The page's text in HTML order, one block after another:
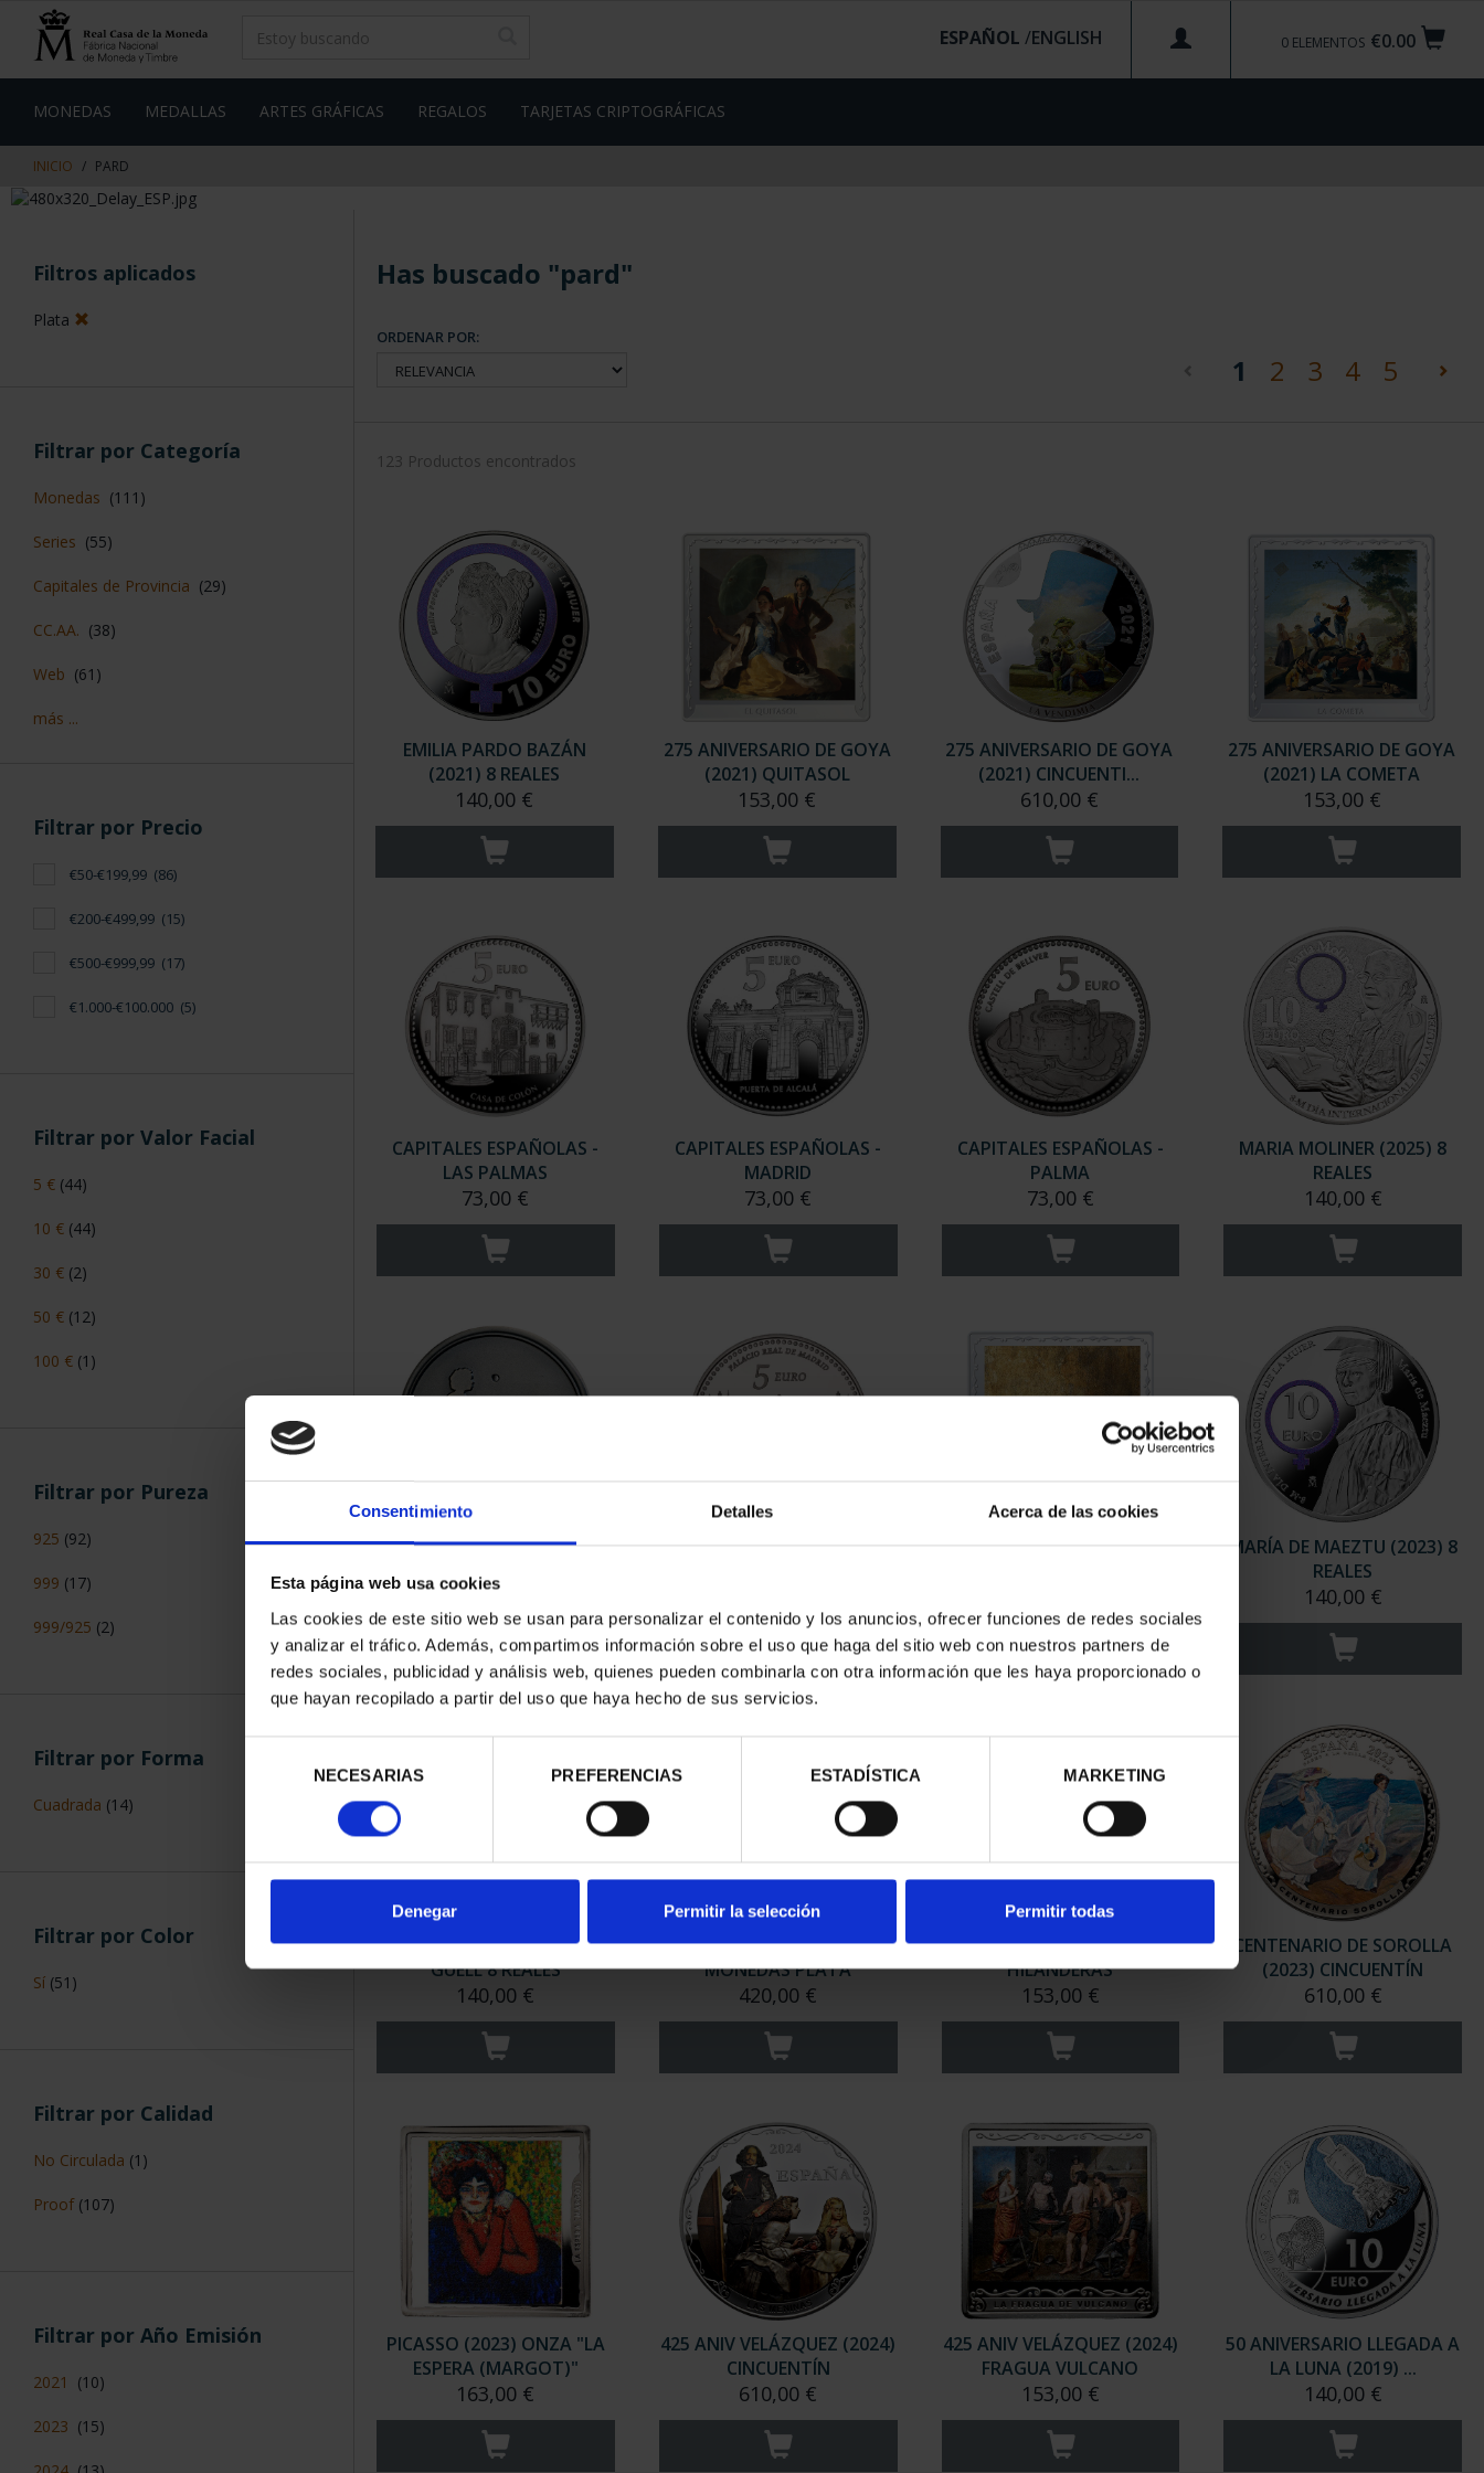
Consentimiento Detalles Acerca de las cookies
Esta página web usa cookies
Las cookies de este sitio web se usan para personalizar el contenido y los anuncios, ofrecer funciones de redes sociales
y analizar el tráfico. Además, compartimos información sobre el uso que haga del sitio web con nuestros partners de
redes sociales, publicidad y análisis web, quienes pueden combinarla con otra información que les haya proporcionado o
que hayan recopilado a partir del uso que haya hecho de sus servicios.
consentimiento
NECESARIAS PREFERENCIAS ESTADÍSTICA MARKETING
Denegar Permitir la selección Permitir todas
contenido
de
€0.00
0 ELEMENTOS
ESPAÑOL /
MONEDAS MEDALLAS ARTES GRÁFICAS REGALOS TARJETAS CRIPTOGRÁFICAS
INICIO PARD
Filtros aplicados
Plata
Filtrar por Categoría
Monedas (111)
Series (55)
Capitales de Provincia (29)
CC.AA. (38)
Web (61)
más ...
Filtrar por Precio
€50-€199,99 (86)
€200-€499,99 (15)
€500-€999,99 (17)
€1.000-€100.000 (5)
Filtrar por Valor Facial
5 € (44)
10 € (44)
30 € (2)
50 € (12)
100 € (1)
Filtrar por Pureza
925 (92)
999 (17)
999/925 (2)
Filtrar por Forma
Cuadrada (14)
Filtrar por Color
Sí (51)
Filtrar por Calidad
No Circulada (1)
Proof (107)
Filtrar por Año Emisión
2021 (10)
2023 (15)
Has buscado "pard"
ORDENAR POR:
1 (current)
2 3 4 5
123 Productos encontrados
EMILIA PARDO BAZÁN
(2021) 8 REALES
140,00 €
275 ANIVERSARIO DE GOYA
(2021) QUITASOL
153,00 €
275 ANIVERSARIO DE GOYA
(2021) CINCUENTI...
610,00 €
275 ANIVERSARIO DE GOYA
(2021) LA COMETA
153,00 €
CAPITALES ESPAÑOLAS -
LAS PALMAS
73,00 €
CAPITALES ESPAÑOLAS -
MADRID
73,00 €
CAPITALES ESPAÑOLAS -
PALMA
73,00 €
MARIA MOLINER (2025) 8
REALES
140,00 €
MEDALLA PLATA TFP 2023
"LILIANA PORTER"
443,00 €
PATRIMONIO NACIONAL II -
275 ANIVERSARIO DE GOYA
MARÍA DE MAEZTU (2023) 8
REALES
140,00 €
AÑO GAUDÍ - PARQUE
GÜELL 8 REALES
140,00 €
AÑO GAUDÍ - COLECCIÓN
MONEDAS PLATA
420,00 €
425 ANIV VELÁZQUEZ (2024)
HILANDERAS
153,00 €
CENTENARIO DE SOROLLA
(2023) CINCUENTÍN
610,00 €
PICASSO (2023) ONZA "LA
ESPERA (MARGOT)"
163,00 €
425 ANIV VELÁZQUEZ (2024)
CINCUENTÍN
610,00 €
425 ANIV VELÁZQUEZ (2024)
FRAGUA VULCANO
153,00 €
50 ANIVERSARIO LLEGADA A
LA LUNA (2019) ...
140,00 €